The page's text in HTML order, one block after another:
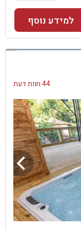
למידע נוסף
44 חוות דעת